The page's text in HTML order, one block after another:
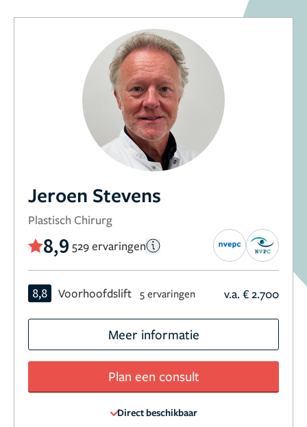
Jeroen Stevens
Plastisch Chirurg
8,9 529 ervaringen
8,8 Voorhoofdslift 5 ervaringen v.a. € 2.700
Meer informatie
Plan een consult
Direct beschikbaar